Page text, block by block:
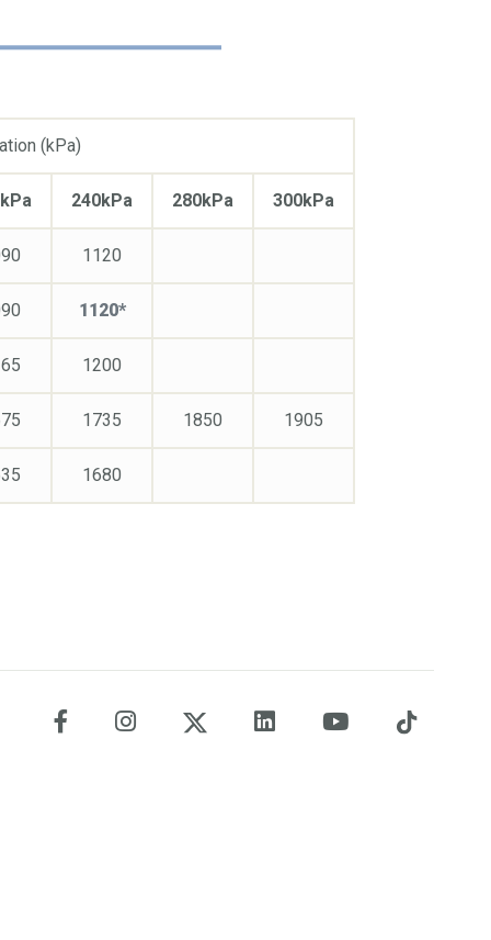
(kPa)
240kPa
1120
1120*
1200
1735
1680
280kPa
1850
300kPa
1905